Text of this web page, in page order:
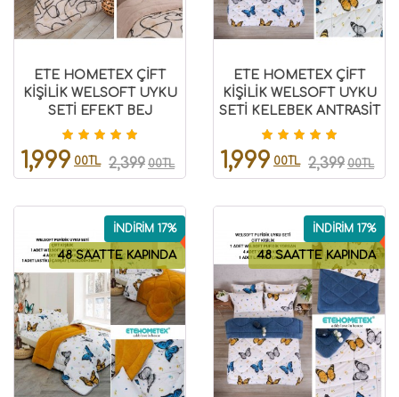
ETE HOMETEX ÇİFT
KİŞİLİK WELSOFT UYKU
SETİ EFEKT BEJ
8696474231980
1,999 00TL 2,399 00TL
ETE HOMETEX ÇİFT
KİŞİLİK WELSOFT UYKU
SETİ KELEBEK ANTRASİT
8696474231862
1,999 00TL 2,399 00TL
48 SAATTE KAPINDA
İNDİRİM 17%
48 SAATTE KAPINDA
İNDİRİM 17%